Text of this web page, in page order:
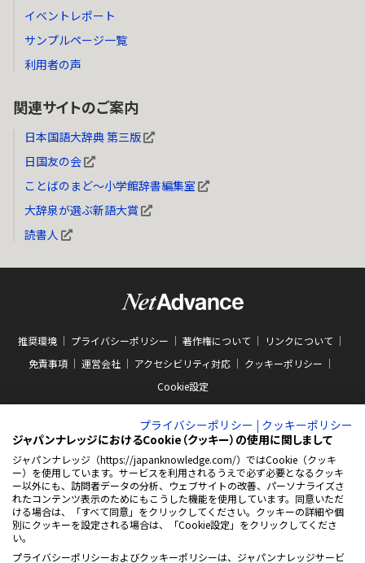
イベントレポート
サンプルページ一覧
利用者の声
関連サイトのご案内
日本国語大辞典 第三版
日国友の会
ことばのまど～小学館辞書編集室
大辞泉が選ぶ新語大賞
読書人
推奨環境 プライバシーポリシー 著作権について
リンクについて
免責事項
運営会社 アクセシビリティ対応
クッキーポリシー
Cookie設定
ABJマークは、この電子書店・電子書籍配信サービスが、著作権者からコンテン
ツ使用許諾を得た正規版配信サービスであることを示す商標（登録番号 第
10981000号）です。ABJマークの詳細、ABJマークを掲示しているサービスの一
覧はこちらをご覧ください。
AEBS 電子出版制作・流通協議会
https://aebs.or.jp/
新
い
プライバシーポリシー | クッキーポリシー
ジャパンナレッジにおけるCookie（クッキー）の使用に関しまして
ジャパンナレッジ（https://japanknowledge.com/）ではCookie（クッキ
ー）を使用しています。サービスを利用されるうえで必ず必要となるクッキ
ー以外にも、訪問者データの分析、ウェブサイトの改善、パーソナライズさ
れたコンテンツ表示のためにもこうした機能を使用しています。同意いただ
ける場合は、「すべて同意」をクリックしてください。クッキーの詳細や個
別にクッキーを設定される場合は、「Cookie設定」をクリックしてくださ
い。
プライバシーポリシーおよびクッキーポリシーは、ジャパンナレッジサービ